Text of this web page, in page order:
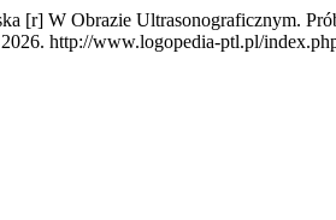
[r] W Obrazie Ultrasonograficznym.
http://www.logopedia-ptl.pl/